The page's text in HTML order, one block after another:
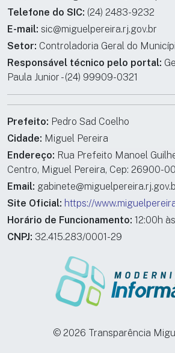
Telefone do SIC: (24) 2483-9232
E-mail: sic@miguelpereira.rj.gov.br
Setor: Controladoria Geral do
Responsável técnico pelo portal:
Paula Junior - (24) 99909-0321
Prefeito: Pedro Sad Coelho
Cidade: Miguel Pereira
Endereço: Rua Prefeito Manoel
Centro, Miguel Pereira, Cep: 26900-
Email:
Site Oficial: https://
Horário de Funcionamento: 12:00h
CNPJ: 32.415.283/0001-29
© 2026 Transparência